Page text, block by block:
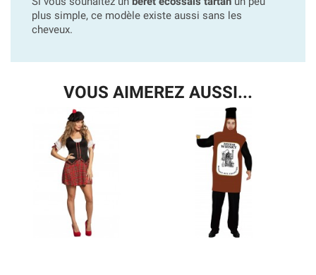
plus simple, ce modèle existe aussi sans les
cheveux.
VOUS AIMEREZ AUSSI...